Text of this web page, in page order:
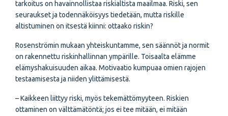
tarkoitus on havainnollistaa riskialtista maailmaa. Riski, sen
seuraukset ja todennäköisyys tiedetään, mutta riskille
altistuminen on itsestä kiinni: ottaako riskin?
Rosenströmin mukaan yhteiskuntamme, sen säännöt ja normit
on rakennettu riskinhallinnan ympärille. Toisaalta elämme
elämyshakuisuuden aikaa. Motivaatio kumpuaa omien rajojen
testaamisesta ja niiden ylittämisestä.
– Kaikkeen liittyy riski, myös tekemättömyyteen. Riskien
ottaminen on välttämätöntä; jos ei tee mitään, ei mitään